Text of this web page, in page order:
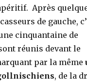
Après
de gauche,
cinquantaine de
réunis devant le
par la même
, de la